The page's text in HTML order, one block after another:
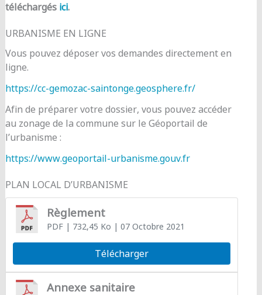
téléchargés ici.
URBANISME EN LIGNE
Vous pouvez déposer vos demandes directement en
ligne.
https://cc-gemozac-saintonge.geosphere.fr/
Afin de préparer votre dossier, vous pouvez accéder
au zonage de la commune sur le Géoportail de
l’urbanisme :
https://www.geoportail-urbanisme.gouv.fr
PLAN LOCAL D’URBANISME
Règlement
PDF| 732,45 Ko | 07 Octobre 2021
Télécharger
Annexe sanitaire